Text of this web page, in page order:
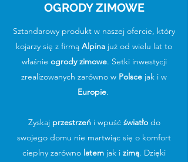
OGRODY ZIMOWE
Sztandarowy produkt w naszej ofercie, który
kojarzy się z firmą Alpina już od wielu lat to
właśnie ogrody zimowe. Setki inwestycji
zrealizowanych zarówno w Polsce jak i w
Europie.
Zyskaj przestrzeń i wpuść światło do
swojego domu nie martwiąc się o komfort
cieplny zarówno latem jak i zimą. Dzięki